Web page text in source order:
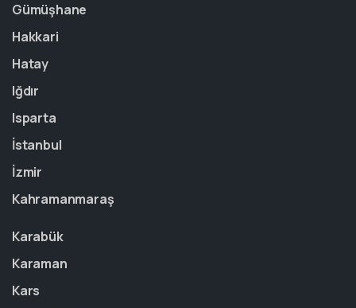
Gümüşhane
Hakkari
Hatay
Iğdır
Isparta
İstanbul
İzmir
Kahramanmaraş
Karabük
Karaman
Kars